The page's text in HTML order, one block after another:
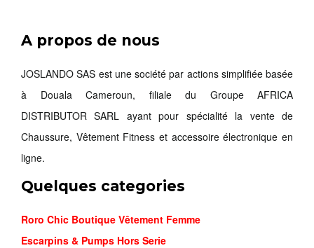
23,000FCFA
Commander
A propos de nous
JOSLANDO SAS est une société par actions simplifiée basée
à Douala Cameroun, filiale du Groupe AFRICA
DISTRIBUTOR SARL ayant pour spécialité la vente de
Chaussure, Vêtement Fitness et accessoire électronique en
ligne.
Quelques categories
Roro Chic Boutique Vêtement Femme
Escarpins & Pumps Hors Serie